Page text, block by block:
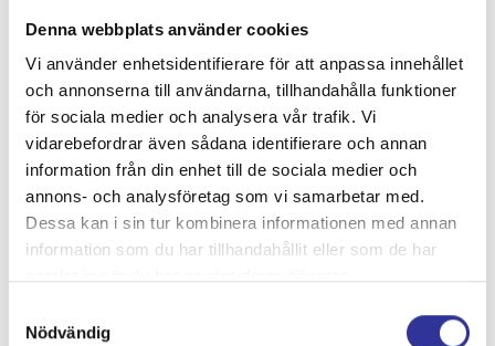
Denna webbplats använder cookies
Vi använder enhetsidentifierare för att anpassa innehållet
och annonserna till användarna, tillhandahålla funktioner
för sociala medier och analysera vår trafik. Vi
vidarebefordrar även sådana identifierare och annan
information från din enhet till de sociala medier och
annons- och analysföretag som vi samarbetar med.
Dessa kan i sin tur kombinera informationen med annan
information som du har tillhandahållit eller som de har
Nödvändig
vackra julupplevelse innan vi vänder hemåt till Skåne igen.
Nöjda med en härlig resa är vi åter hemma igen under sen
Avgångs- och ankomsttider